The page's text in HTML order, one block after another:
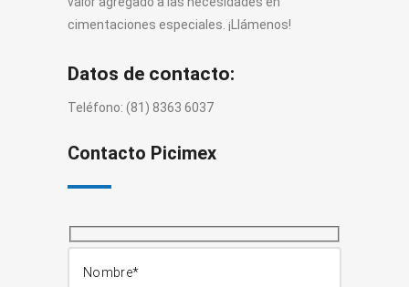
cimentaciones especiales. ¡Llámenos!
Datos de contacto:
Teléfono: (81) 8363 6037
Contacto Picimex